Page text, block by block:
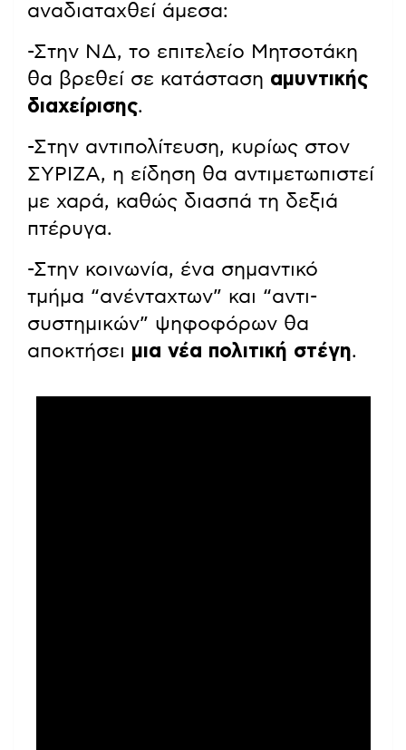
αναδιαταχθεί άμεσα:
-Στην ΝΔ, το επιτελείο Μητσοτάκη
θα βρεθεί σε κατάσταση αμυντικής
διαχείρισης.
-Στην αντιπολίτευση, κυρίως στον
ΣΥΡΙΖΑ, η είδηση θα αντιμετωπιστεί
με χαρά, καθώς διασπά τη δεξιά
πτέρυγα.
-Στην κοινωνία, ένα σημαντικό
τμήμα “ανένταχτων” και “αντι-
συστημικών” ψηφοφόρων θα
αποκτήσει μια νέα πολιτική στέγη.